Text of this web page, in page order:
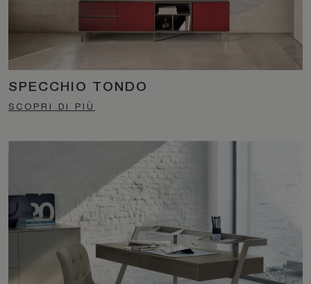
SPECCHIO TONDO
SCOPRI DI PIÙ